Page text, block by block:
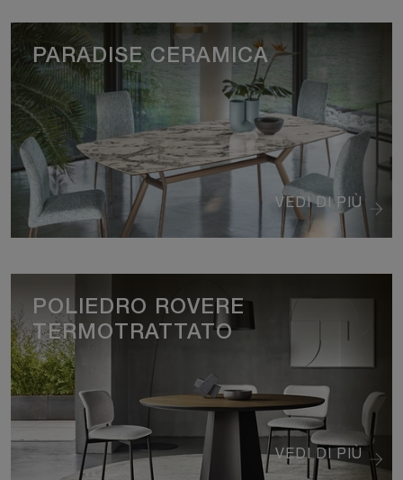
VEDI DI PIÙ
PARADISE CERAMICA
VEDI DI PIÙ
POLIEDRO ROVERE
TERMOTRATTATO